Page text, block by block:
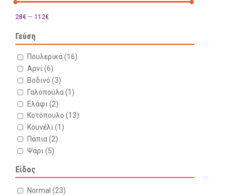
28€ — 112€
Γεύση
Πουλερικά(16)
Αρνί(6)
Βοδινό (3)
Γαλοπούλα(1)
Ελάφι (2)
Κοτόπουλο (13)
Κουνέλι(1)
Πάπια(2)
Ψάρι (5)
Είδος
Normal (23)